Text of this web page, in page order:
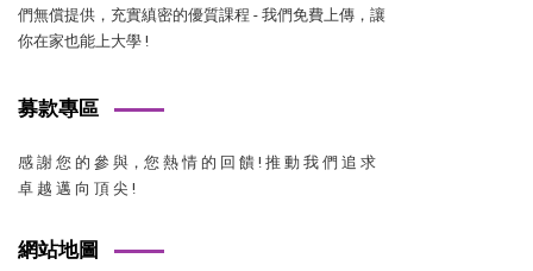
們無償提供，充實縝密的優質課程 - 我們免費上傳，讓
你在家也能上大學 !
募款專區
感 謝 您 的 參 與，您 熱 情 的 回 饋 ! 推 動 我 們 追 求
卓 越 邁 向 頂 尖 !
網站地圖